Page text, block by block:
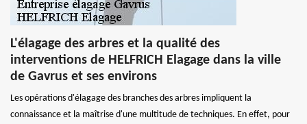
L'élagage des arbres et la qualité des
interventions de HELFRICH Elagage dans la ville
de Gavrus et ses environs
Les opérations d'élagage des branches des arbres impliquent la
connaissance et la maîtrise d'une multitude de techniques. En effet, pour